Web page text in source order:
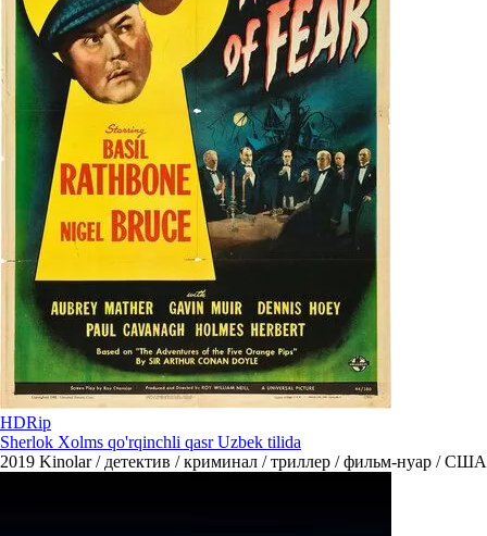
HDRip
Sherlok Xolms qo'rqinchli qasr Uzbek tilida
2019 Kinolar / детектив / криминал / триллер / фильм-нуар / США